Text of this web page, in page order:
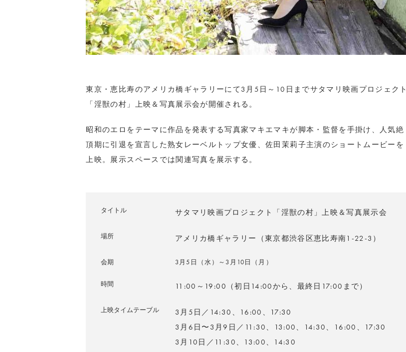
東京・恵比寿のアメリカ橋ギャラリーにて3月5日～10日までサタマリ映画プロジェクト
「淫獣の村」上映＆写真展示会が開催される。
昭和のエロをテーマに作品を発表する写真家マキエマキが脚本・監督を手掛け、人気絶
頂期に引退を宣言した熟女レーベルトップ女優、佐田茉莉子主演のショートムービーを
上映。展示スペースでは関連写真を展示する。
タイトル サタマリ映画プロジェクト「淫獣の村」上映＆写真展示会
場所 アメリカ橋ギャラリー（東京都渋谷区恵比寿南1-22-3）
会期 3月5日（水）～3月10日（月）
時間 11:00～19:00（初日14:00から、最終日17:00まで）
上映タイムテーブル
3月5日／14:30、16:00、17:30
3月6日〜3月9日／11:30、13:00、14:30、16:00、17:30
3月10日／11:30、13:00、14:30